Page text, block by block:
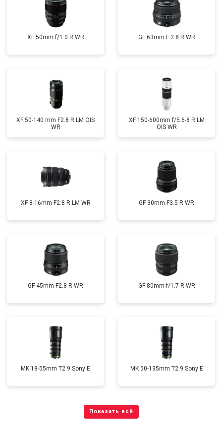
XF 50mm f/1.0 R WR GF 63mm F 2.8 R WR
XF 50-140 mm F2.8 R LM OIS
WR
XF 150-600mm f/5.6-8 R LM
OIS WR
XF 8-16mm F2.8 R LM WR GF 30mm F3.5 R WR
GF 45mm F2.8 R WR GF 80mm f/1.7 R WR
MK 18-55mm T2.9 Sony E MK 50-135mm T2.9 Sony E